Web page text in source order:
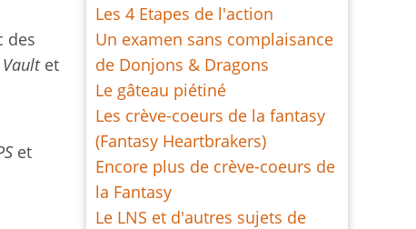
des
et
et
Les 4 Etapes de l'action
Un examen sans complaisance
de Donjons & Dragons
Le gâteau piétiné
Les crève-coeurs de la fantasy
(Fantasy Heartbrakers)
Encore plus de crève-coeurs de
la Fantasy
Le LNS et d'autres sujets de